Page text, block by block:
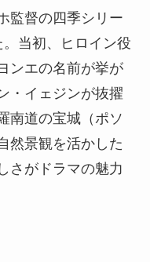
監督の四季シリー
当初、ヒロイン役
ンエの名前が挙が
・イェジンが抜擢
南道の宝城（ポソ
然景観を活かした
さがドラマの魅力